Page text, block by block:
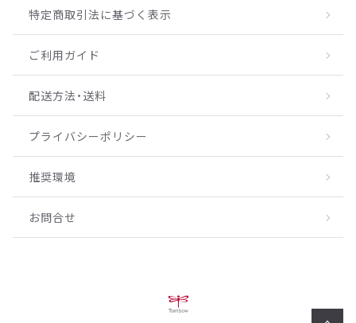
特定商取引法に基づく表示
ご利用ガイド
配送方法・送料
プライバシーポリシー
推奨環境
お問合せ